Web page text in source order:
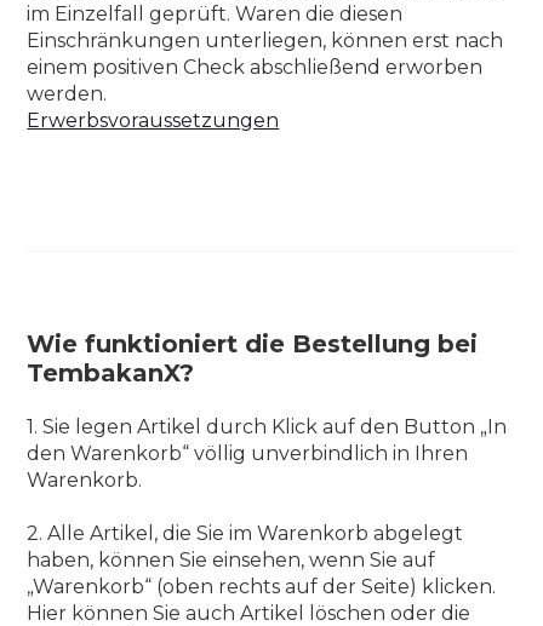
im Einzelfall geprüft. Waren die diesen
Einschränkungen unterliegen, können erst nach
einem positiven Check abschließend erworben
werden.
Erwerbsvoraussetzungen
Wie funktioniert die Bestellung bei
TembakanX?
1. Sie legen Artikel durch Klick auf den Button „In
den Warenkorb“ völlig unverbindlich in Ihren
Warenkorb.
2. Alle Artikel, die Sie im Warenkorb abgelegt
haben, können Sie einsehen, wenn Sie auf
„Warenkorb“ (oben rechts auf der Seite) klicken.
Hier können Sie auch Artikel löschen oder die